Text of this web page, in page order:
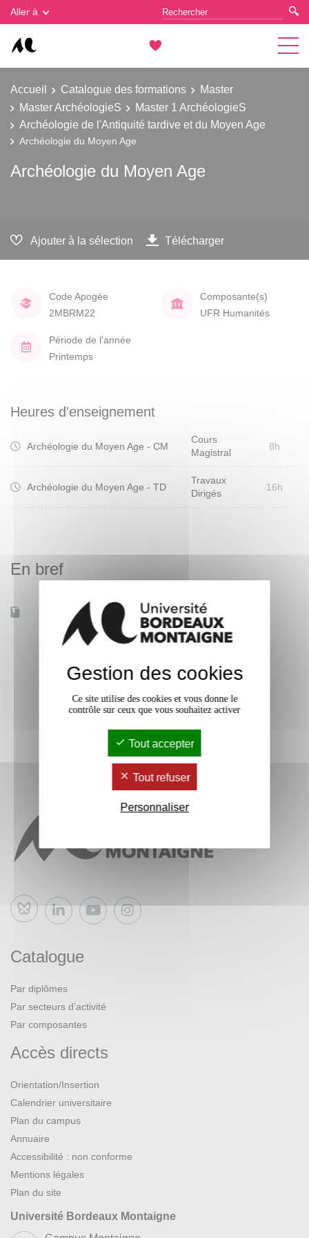
Aller à
Accueil Catalogue des formations
Master
Master ArchéologieS
Master 1 ArchéologieS
Archéologie de l'Antiquité tardive et du Moyen Age
Archéologie du Moyen Age
Archéologie du Moyen Age
Ajouter à la sélection Télécharger
Code Apogée
2MBRM22
Composante(s)
UFR Humanités
Période de l'année
Printemps
Heures d'enseignement
Archéologie du Moyen Age - CM
Cours
Magistral
8h
Archéologie du Moyen Age - TD
Travaux
Dirigés
16h
En bref
Accessible à distance Non
Bluesky
Catalogue
Par diplômes
Par secteurs d’activité
Par composantes
Accès directs
Orientation/Insertion
Calendrier universitaire
Plan du campus
Annuaire
Accessibilité : non conforme
Mentions légales
Plan du site
Université Bordeaux Montaigne
Gestion des cookies
Gestion des cookies
Ce site utilise des cookies et vous donne le
contrôle sur ceux que vous souhaitez activer
Tout accepter
Tout refuser
Personnaliser